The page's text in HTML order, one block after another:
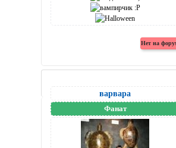
варвара
Фанат